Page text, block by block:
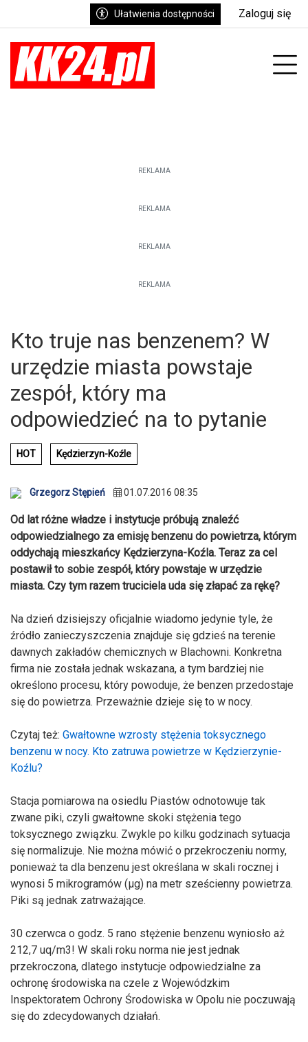
Ułatwienia dostępności Zaloguj się
REKLAMA
REKLAMA
REKLAMA
REKLAMA
Kto truje nas benzenem? W
urzędzie miasta powstaje
zespół, który ma
odpowiedzieć na to pytanie
HOT Kędzierzyn-Koźle
Grzegorz Stępień 01.07.2016 08:35
Od lat różne władze i instytucje próbują znaleźć
odpowiedzialnego za emisję benzenu do powietrza, którym
oddychają mieszkańcy Kędzierzyna-Koźla. Teraz za cel
postawił to sobie zespół, który powstaje w urzędzie
miasta. Czy tym razem truciciela uda się złapać za rękę?
Na dzień dzisiejszy oficjalnie wiadomo jedynie tyle, że
źródło zanieczyszczenia znajduje się gdzieś na terenie
dawnych zakładów chemicznych w Blachowni. Konkretna
firma nie została jednak wskazana, a tym bardziej nie
określono procesu, który powoduje, że benzen przedostaje
się do powietrza. Przeważnie dzieje się to w nocy.
Czytaj też: Gwałtowne wzrosty stężenia toksycznego
benzenu w nocy. Kto zatruwa powietrze w Kędzierzynie-
Koźlu?
Stacja pomiarowa na osiedlu Piastów odnotowuje tak
zwane piki, czyli gwałtowne skoki stężenia tego
toksycznego związku. Zwykle po kilku godzinach sytuacja
się normalizuje. Nie można mówić o przekroczeniu normy,
ponieważ ta dla benzenu jest określana w skali rocznej i
wynosi 5 mikrogramów (µg) na metr sześcienny powietrza.
Piki są jednak zatrważające.
30 czerwca o godz. 5 rano stężenie benzenu wyniosło aż
212,7 uq/m3! W skali roku norma nie jest jednak
przekroczona, dlatego instytucje odpowiedzialne za
ochronę środowiska na czele z Wojewódzkim
Inspektoratem Ochrony Środowiska w Opolu nie poczuwają
się do zdecydowanych działań.